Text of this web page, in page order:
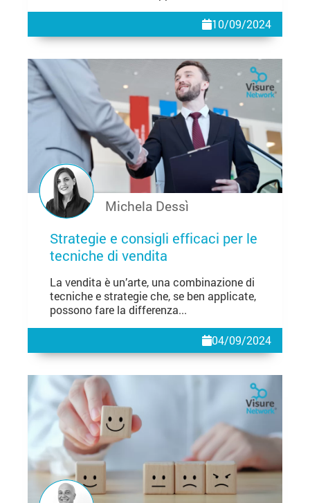
10/09/2024
Strategie e consigli efficaci per le
tecniche di vendita
La vendita è un’arte, una combinazione di
tecniche e strategie che, se ben applicate,
possono fare la differenza...
Michela Dessì
04/09/2024